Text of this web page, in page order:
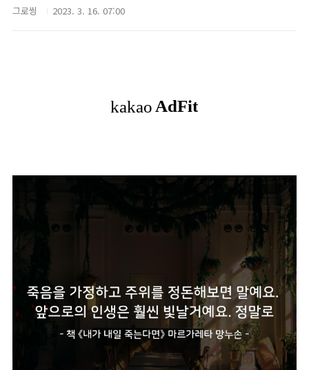
그로씽 2023. 3. 16. 07:00